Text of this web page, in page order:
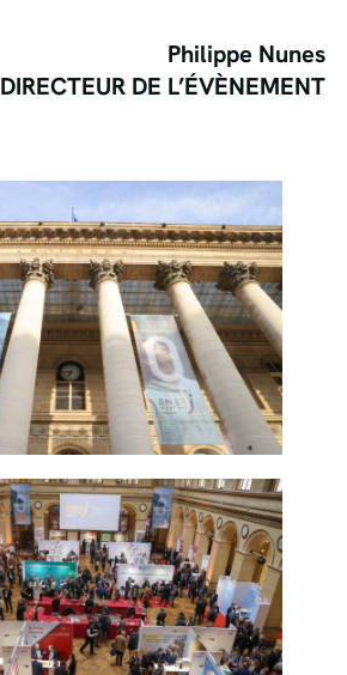
Philippe Nunes
DIRECTEUR DE L’ÉVÈNEMENT